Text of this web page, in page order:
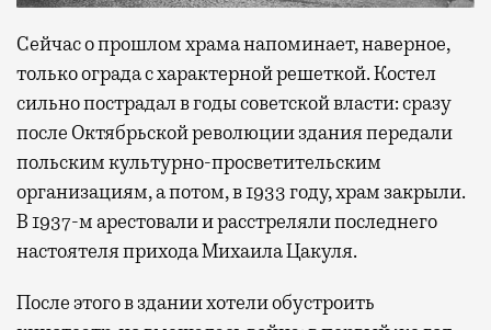
Сейчас о прошлом храма напоминает, наверное,
только ограда с характерной решеткой. Костел
сильно пострадал в годы советской власти: сразу
после Октябрьской революции здания передали
польским культурно-просветительским
организациям, а потом, в 1933 году, храм закрыли.
В 1937-м арестовали и расстреляли последнего
настоятеля прихода Михаила Цакуля.
После этого в здании хотели обустроить